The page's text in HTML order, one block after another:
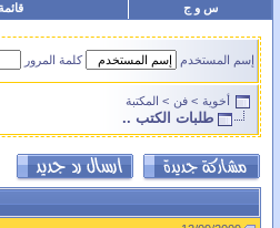
س و ج
إسم المستخدم كلمة المرور
أخوية > فن > المكتبة
طلبات الكتب ..